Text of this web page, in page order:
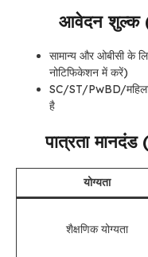
आवेदन शुल्क
सामान्य और ओबीसी के
नोटिफिकेशन में करें)
SC/ST/PwBD/महिला
है
पात्रता
योग्यता
शैक्षणिक योग्यता